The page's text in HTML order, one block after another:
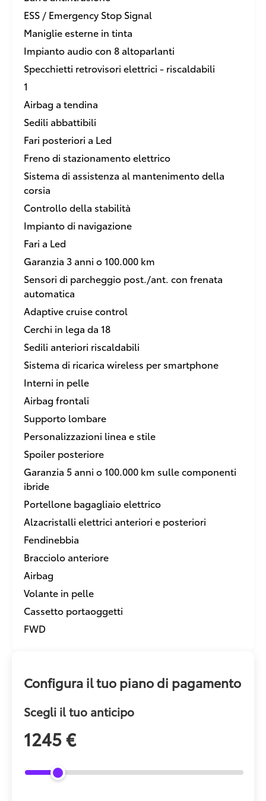
ESS / Emergency Stop Signal
Maniglie esterne in tinta
Impianto audio con 8 altoparlanti
Specchietti retrovisori elettrici - riscaldabili
1
Airbag a tendina
Sedili abbattibili
Fari posteriori a Led
Freno di stazionamento elettrico
Sistema di assistenza al mantenimento della
corsia
Controllo della stabilità
Impianto di navigazione
Fari a Led
Garanzia 3 anni o 100.000 km
Sensori di parcheggio post./ant. con frenata
automatica
Adaptive cruise control
Cerchi in lega da 18
Sedili anteriori riscaldabili
Sistema di ricarica wireless per smartphone
Interni in pelle
Airbag frontali
Supporto lombare
Personalizzazioni linea e stile
Spoiler posteriore
Garanzia 5 anni o 100.000 km sulle componenti
ibride
Portellone bagagliaio elettrico
Alzacristalli elettrici anteriori e posteriori
Fendinebbia
Bracciolo anteriore
Airbag
Volante in pelle
Cassetto portaoggetti
FWD
Configura il tuo piano di pagamento
Scegli il tuo anticipo
1245 €